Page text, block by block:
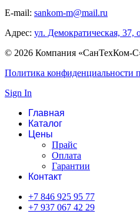
E-mail: sankom-m@mail.ru
Адрес: ул. Демократическая, 37,
© 2026 Компания «СанТехКом-
Политика конфиденциальности
Sign In
Главная
Каталог
Цены
Прайс
Оплата
Гарантии
Контакт
+7 846 925 95 77
+7 937 067 42 29